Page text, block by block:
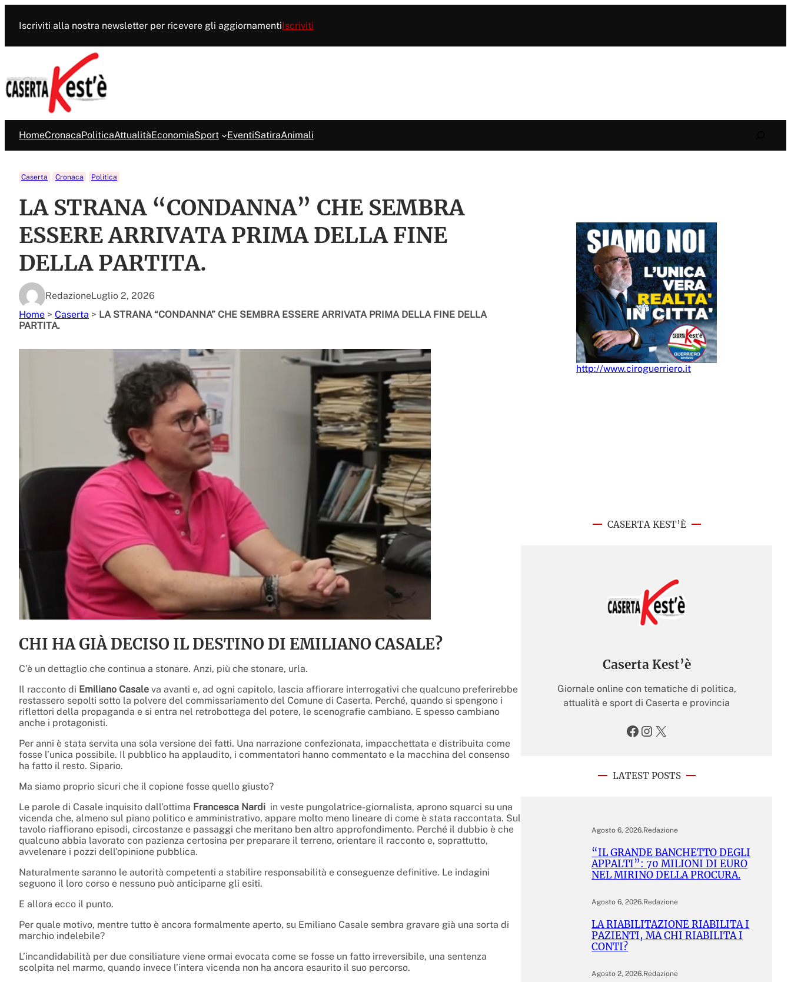
contenuto
Iscriviti alla nostra newsletter per ricevere gli aggiornamentiIscriviti
HomeCronacaPoliticaAttualitàEconomiaSport EventiSatiraAnimali
Caserta Cronaca Politica
LA STRANA “CONDANNA” CHE SEMBRA
ESSERE ARRIVATA PRIMA DELLA FINE
DELLA PARTITA.
RedazioneLuglio 2, 2026
Home > Caserta > LA STRANA “CONDANNA” CHE SEMBRA ESSERE ARRIVATA PRIMA DELLA FINE DELLA
PARTITA.
CHI HA GIÀ DECISO IL DESTINO DI EMILIANO CASALE?
C’è un dettaglio che continua a stonare. Anzi, più che stonare, urla.
Il racconto di Emiliano Casale va avanti e, ad ogni capitolo, lascia affiorare interrogativi che qualcuno preferirebbe
restassero sepolti sotto la polvere del commissariamento del Comune di Caserta. Perché, quando si spengono i
riflettori della propaganda e si entra nel retrobottega del potere, le scenografie cambiano. E spesso cambiano
anche i protagonisti.
Per anni è stata servita una sola versione dei fatti. Una narrazione confezionata, impacchettata e distribuita come
fosse l’unica possibile. Il pubblico ha applaudito, i commentatori hanno commentato e la macchina del consenso
ha fatto il resto. Sipario.
Ma siamo proprio sicuri che il copione fosse quello giusto?
Le parole di Casale inquisito dall’ottima Francesca Nardi in veste pungolatrice-giornalista, aprono squarci su una
vicenda che, almeno sul piano politico e amministrativo, appare molto meno lineare di come è stata raccontata. Sul
tavolo riaffiorano episodi, circostanze e passaggi che meritano ben altro approfondimento. Perché il dubbio è che
qualcuno abbia lavorato con pazienza certosina per preparare il terreno, orientare il racconto e, soprattutto,
avvelenare i pozzi dell’opinione pubblica.
Naturalmente saranno le autorità competenti a stabilire responsabilità e conseguenze definitive. Le indagini
seguono il loro corso e nessuno può anticiparne gli esiti.
E allora ecco il punto.
Per quale motivo, mentre tutto è ancora formalmente aperto, su Emiliano Casale sembra gravare già una sorta di
marchio indelebile?
L’incandidabilità per due consiliature viene ormai evocata come se fosse un fatto irreversibile, una sentenza
scolpita nel marmo, quando invece l’intera vicenda non ha ancora esaurito il suo percorso.
http://www.ciroguerriero.it
CASERTA KEST’È
Caserta Kest’è
Giornale online con tematiche di politica,
attualità e sport di Caserta e provincia
Facebook Instagram X
LATEST POSTS
Agosto 6, 2026.Redazione
“IL GRANDE BANCHETTO DEGLI
APPALTI”: 70 MILIONI DI EURO
NEL MIRINO DELLA PROCURA.
Agosto 6, 2026.Redazione
LA RIABILITAZIONE RIABILITA I
PAZIENTI, MA CHI RIABILITA I
CONTI?
Agosto 2, 2026.Redazione